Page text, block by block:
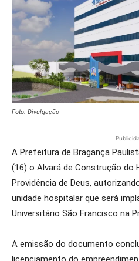
Foto: Divulgação
A Prefeitura de Bragança
(16) o Alvará de Construção do
Providência de Deus,
unidade hospitalar que será
Universitário São Francisco na
A emissão do documento